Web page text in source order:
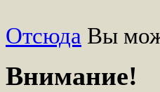
Отсюда Вы
Внимание!